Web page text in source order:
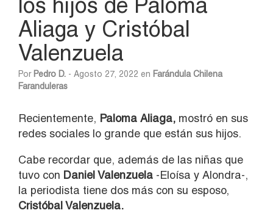
Aliaga y Cristóbal
Valenzuela
Por Pedro D. - Agosto 27, 2022 en Farándula Chilena
Faranduleras
Recientemente, Paloma Aliaga, mostró en sus
redes sociales lo grande que están sus hijos.
Cabe recordar que, además de las niñas que
tuvo con Daniel Valenzuela -Eloísa y Alondra-,
la periodista tiene dos más con su esposo,
Cristóbal Valenzuela.